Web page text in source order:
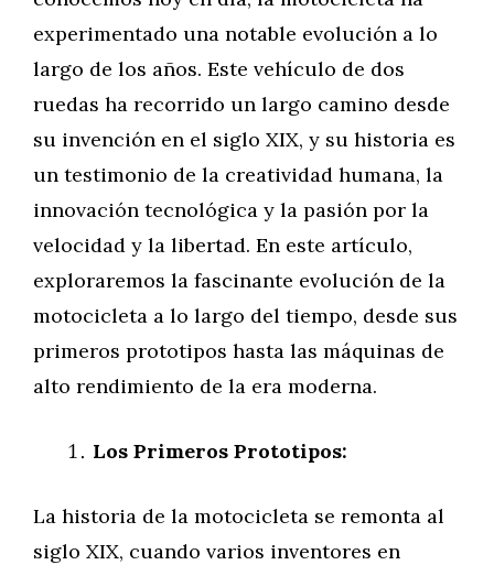
experimentado una notable evolución a lo
largo de los años. Este vehículo de dos
ruedas ha recorrido un largo camino desde
su invención en el siglo XIX, y su historia es
un testimonio de la creatividad humana, la
innovación tecnológica y la pasión por la
velocidad y la libertad. En este artículo,
exploraremos la fascinante evolución de la
motocicleta a lo largo del tiempo, desde sus
primeros prototipos hasta las máquinas de
alto rendimiento de la era moderna.
Los Primeros Prototipos:
La historia de la motocicleta se remonta al
siglo XIX, cuando varios inventores en